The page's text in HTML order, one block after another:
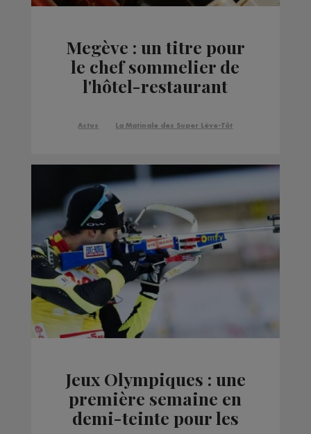
Megève : un titre pour
le chef sommelier de
l'hôtel-restaurant
Actus La Matinale des Super Lève-Tôt
Jeux Olympiques : une
première semaine en
demi-teinte pour les